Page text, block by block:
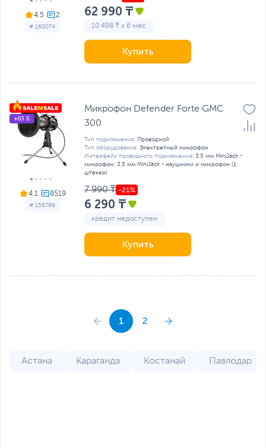
4.5
# 160074
62 990 ₸
10 498 ₸ x 6 мес
Купить
4.1
# 156799
+63 Б
Микрофон Defender Forte GMC
300
Тип подключения: Проводной
Тип оборудования: Электретный микрофон
Интерфейс проводного подключения: 3.5 мм MiniJack -
микрофон; 3.5 мм MiniJack - наушники и микрофон (1
штекер)
7 990 ₸
6 290 ₸
кредит недоступен
Купить
1 2
Астана Караганда Костанай Павлодар